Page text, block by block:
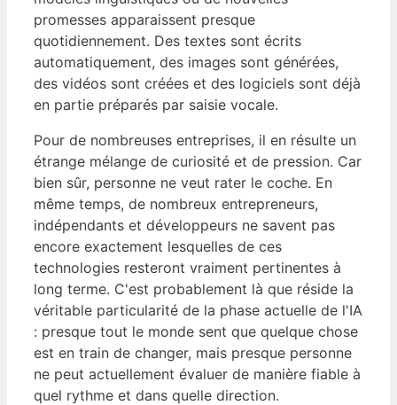
promesses apparaissent presque
quotidiennement. Des textes sont écrits
automatiquement, des images sont générées,
des vidéos sont créées et des logiciels sont déjà
en partie préparés par saisie vocale.
Pour de nombreuses entreprises, il en résulte un
étrange mélange de curiosité et de pression. Car
bien sûr, personne ne veut rater le coche. En
même temps, de nombreux entrepreneurs,
indépendants et développeurs ne savent pas
encore exactement lesquelles de ces
technologies resteront vraiment pertinentes à
long terme. C'est probablement là que réside la
véritable particularité de la phase actuelle de l'IA
: presque tout le monde sent que quelque chose
est en train de changer, mais presque personne
ne peut actuellement évaluer de manière fiable à
quel rythme et dans quelle direction.